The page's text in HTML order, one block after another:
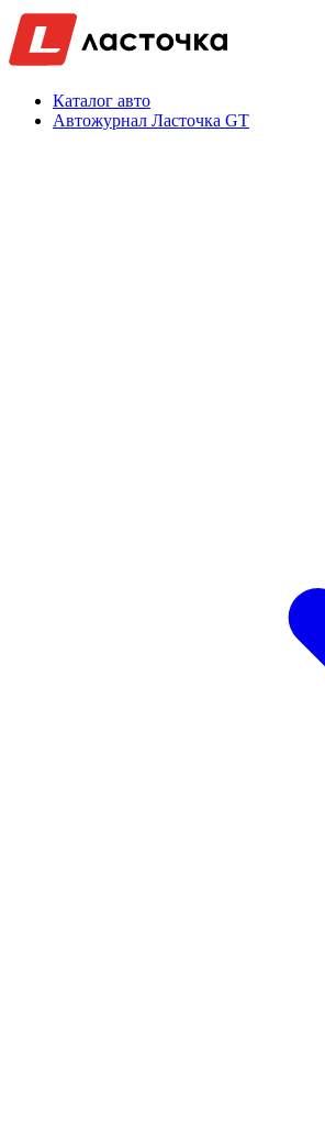
Каталог авто
Автожурнал Ласточка GT